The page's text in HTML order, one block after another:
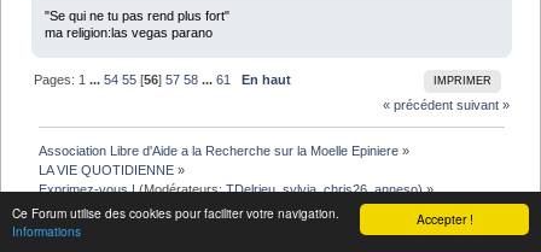
Accepter !
Ce Forum utilise des cookies pour faciliter votre navigation.
Informations
"Se qui ne tu pas rend plus fort"
ma religion:las vegas parano
IMPRIMER
Pages: 1 ...54 55 [56]57 58 ...61
En haut
« précédent suivant »
Association Libre d'Aide a la Recherche sur la Moelle Epiniere »
LA VIE QUOTIDIENNE »
Exprimez-vous !(Modérateurs:TDelrieu,sylvia,chris26,anneso) »
Sujet:Le défouloir